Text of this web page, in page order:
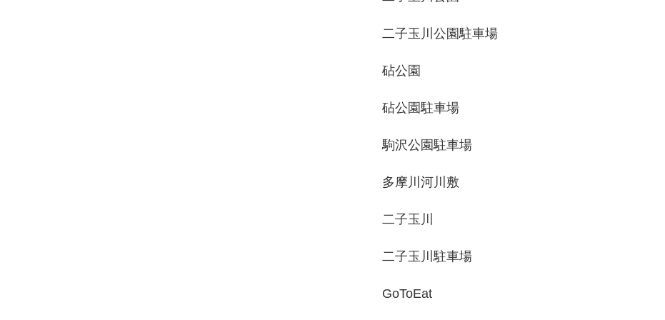
二子玉川公園駐車場
砧公園
砧公園駐車場
駒沢公園駐車場
多摩川河川敷
二子玉川
二子玉川駐車場
GoToEat